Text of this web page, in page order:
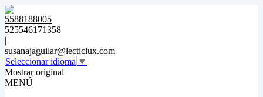
5588188005
525546171358
|
susanajaguilar@lecticlux.com
Seleccionar idioma ▼
Mostrar original
MENÚ